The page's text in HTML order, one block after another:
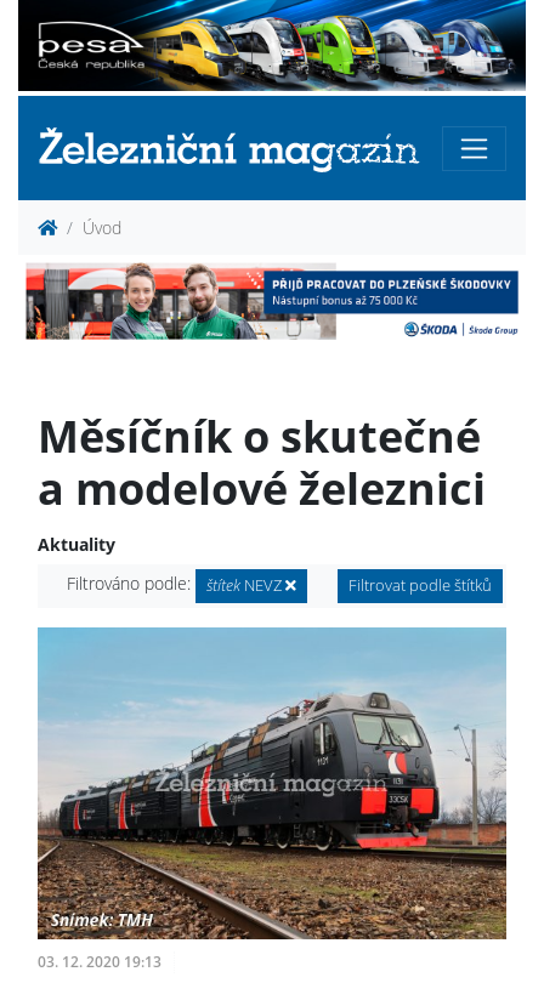
Úvod
Měsíčník o skutečné
a modelové železnici
Aktuality
Filtrováno podle:
štítek NEVZ Filtrovat podle štítků
03. 12. 2020 19:13